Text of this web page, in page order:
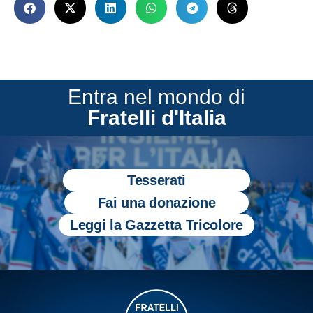
Entra nel mondo di
Fratelli d'Italia
Tesserati
Fai una donazione
Leggi la Gazzetta Tricolore